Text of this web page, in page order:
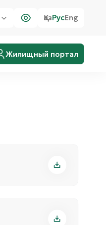
ҚазРусEng
Жилищный портал